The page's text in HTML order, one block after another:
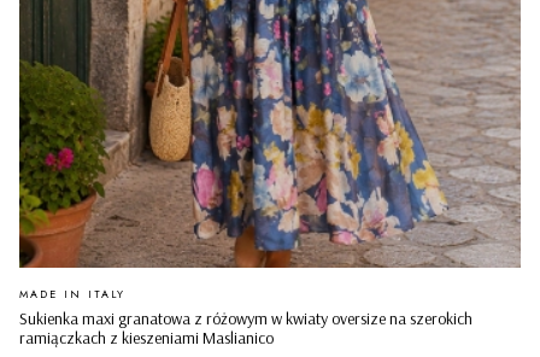
Sukienka maxi granatowa z różowym w kwiaty oversize na szerokich
ramiączkach z kieszeniami Maslianico
PRODUCENT
MADE IN ITALY